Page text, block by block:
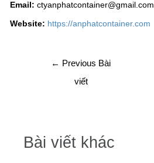
Email: ctyanphatcontainer@gmail.com
Website: https://anphatcontainer.com
← Previous Bài
viết
Bài viết khác